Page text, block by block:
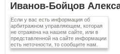
Вологодская область
Воронежская область
Е
Еврейская автономная
Иванов-Бойцов
Если у вас есть информация об
арбитражном управляющем, которая
не отражена на нашем сайте, или в
представленной на сайте информации
есть неточности, то сообщите нам.